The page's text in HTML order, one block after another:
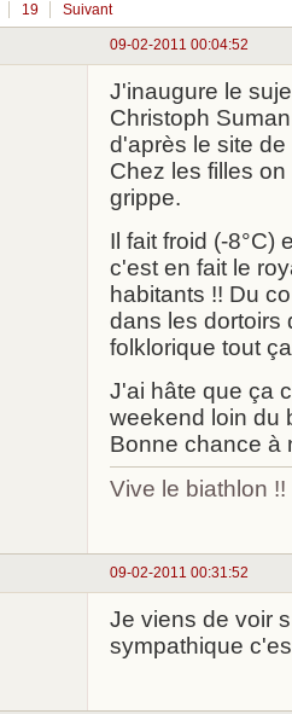
19 Suivant
09-02-2011 00:04:52
J'inaugure le
Christoph
d'après le site de
Chez les filles
grippe.
Il fait froid (-8°C)
c'est en fait le
habitants !! Du
dans les dortoirs
folklorique tout
J'ai hâte que ça
weekend loin du
Bonne chance à
Vive le biathlon !!
09-02-2011 00:31:52
Je viens de voir
sympathique